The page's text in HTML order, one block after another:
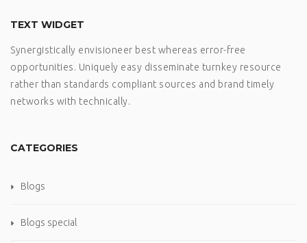
TEXT WIDGET
Synergistically envisioneer best whereas error-free
opportunities. Uniquely easy disseminate turnkey resource
rather than standards compliant sources and brand timely
networks with technically.
CATEGORIES
Blogs
Blogs special